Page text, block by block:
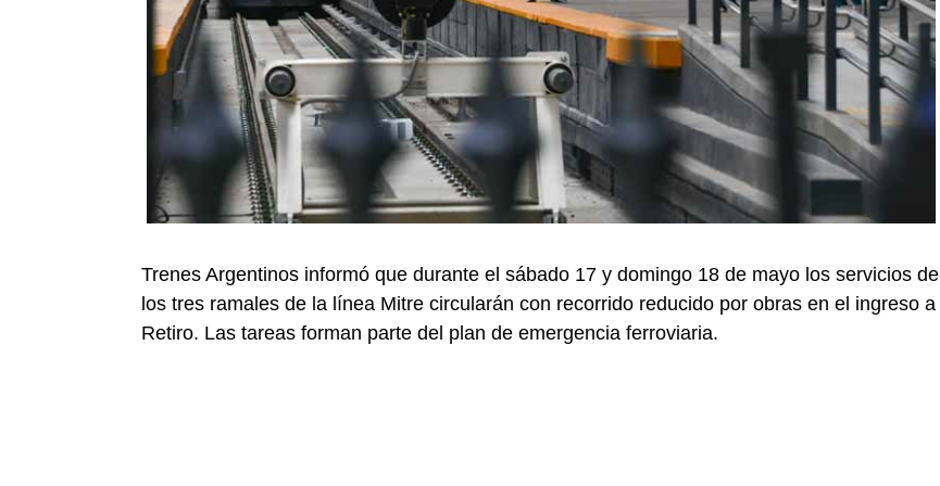
Trenes Argentinos informó que durante el sábado 17 y domingo 18 de mayo los servicios de
los tres ramales de la línea Mitre circularán con recorrido reducido por obras en el ingreso a
Retiro. Las tareas forman parte del plan de emergencia ferroviaria.